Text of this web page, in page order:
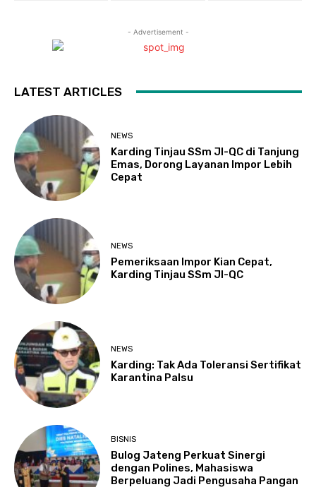
- Advertisement -
LATEST ARTICLES
NEWS
Karding Tinjau SSm JI-QC di Tanjung
Emas, Dorong Layanan Impor Lebih
Cepat
NEWS
Pemeriksaan Impor Kian Cepat,
Karding Tinjau SSm JI-QC
NEWS
Karding: Tak Ada Toleransi Sertifikat
Karantina Palsu
BISNIS
Bulog Jateng Perkuat Sinergi
dengan Polines, Mahasiswa
Berpeluang Jadi Pengusaha Pangan